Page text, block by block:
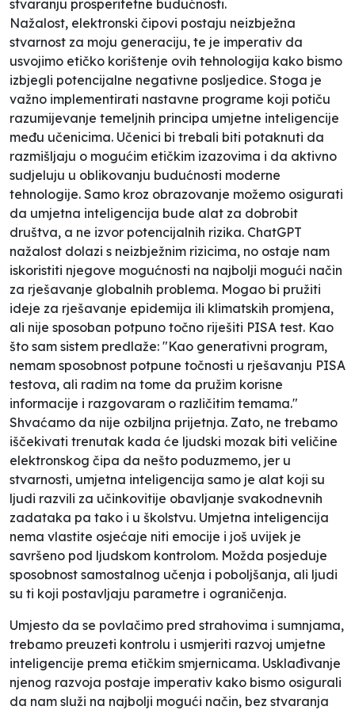
stvaranju prosperitetne budućnosti.
Nažalost, elektronski čipovi postaju neizbježna
stvarnost za moju generaciju, te je imperativ da
usvojimo etičko korištenje ovih tehnologija kako bismo
izbjegli potencijalne negativne posljedice. Stoga je
važno implementirati nastavne programe koji potiču
razumijevanje temeljnih principa umjetne inteligencije
među učenicima. Učenici bi trebali biti potaknuti da
razmišljaju o mogućim etičkim izazovima i da aktivno
sudjeluju u oblikovanju budućnosti moderne
tehnologije. Samo kroz obrazovanje možemo osigurati
da umjetna inteligencija bude alat za dobrobit
društva, a ne izvor potencijalnih rizika. ChatGPT
nažalost dolazi s neizbježnim rizicima, no ostaje nam
iskoristiti njegove mogućnosti na najbolji mogući način
za rješavanje globalnih problema. Mogao bi pružiti
ideje za rješavanje epidemija ili klimatskih promjena,
ali nije sposoban potpuno točno riješiti PISA test. Kao
što sam sistem predlaže: "Kao generativni program,
nemam sposobnost potpune točnosti u rješavanju PISA
testova, ali radim na tome da pružim korisne
informacije i razgovaram o različitim temama."
Shvaćamo da nije ozbiljna prijetnja. Zato, ne trebamo
iščekivati trenutak kada će ljudski mozak biti veličine
elektronskog čipa da nešto poduzmemo, jer u
stvarnosti, umjetna inteligencija samo je alat koji su
ljudi razvili za učinkovitije obavljanje svakodnevnih
zadataka pa tako i u školstvu. Umjetna inteligencija
nema vlastite osjećaje niti emocije i još uvijek je
savršeno pod ljudskom kontrolom. Možda posjeduje
sposobnost samostalnog učenja i poboljšanja, ali ljudi
su ti koji postavljaju parametre i ograničenja.
Umjesto da se povlačimo pred strahovima i sumnjama,
trebamo preuzeti kontrolu i usmjeriti razvoj umjetne
inteligencije prema etičkim smjernicama. Usklađivanje
njenog razvoja postaje imperativ kako bismo osigurali
da nam služi na najbolji mogući način, bez stvaranja